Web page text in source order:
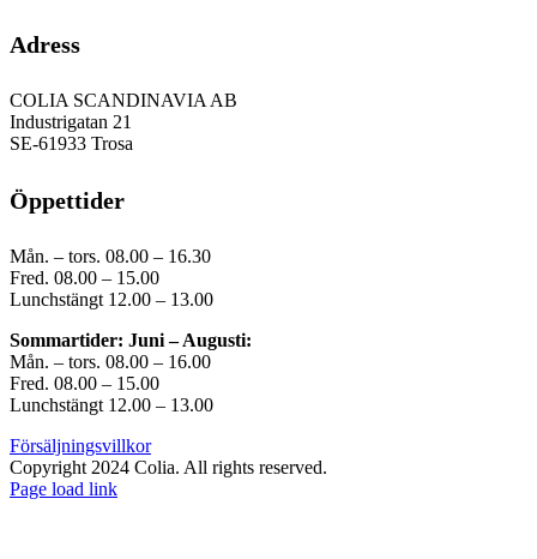
Adress
COLIA SCANDINAVIA AB
Industrigatan 21
SE-61933 Trosa
Öppettider
Mån. – tors. 08.00 – 16.30
Fred. 08.00 – 15.00
Lunchstängt 12.00 – 13.00
Sommartider: Juni – Augusti:
Mån. – tors. 08.00 – 16.00
Fred. 08.00 – 15.00
Lunchstängt 12.00 – 13.00
Försäljningsvillkor
Copyright 2024 Colia. All rights reserved.
Page load link